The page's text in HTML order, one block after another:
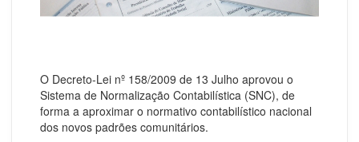
O Decreto-Lei nº 158/2009 de 13 Julho aprovou o
Sistema de Normalização Contabilística (SNC), de
forma a aproximar o normativo contabilístico nacional
dos novos padrões comunitários.